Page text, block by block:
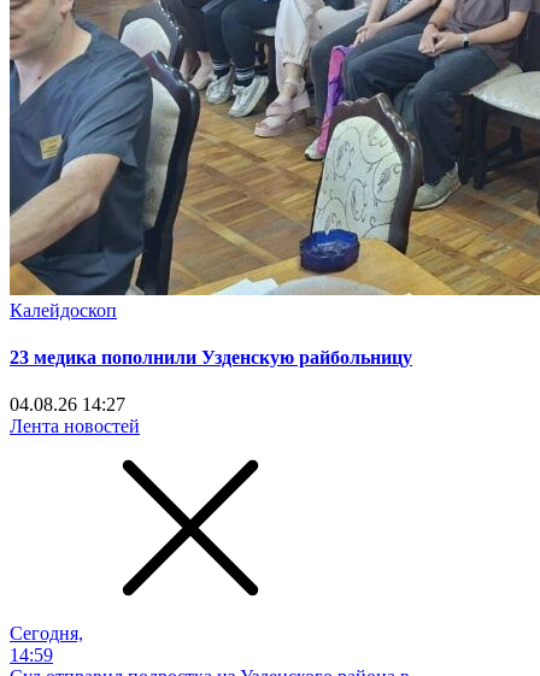
Калейдоскоп
23 медика пополнили Узденскую райбольницу
04.08.26 14:27
Лента новостей
Сегодня,
14:59